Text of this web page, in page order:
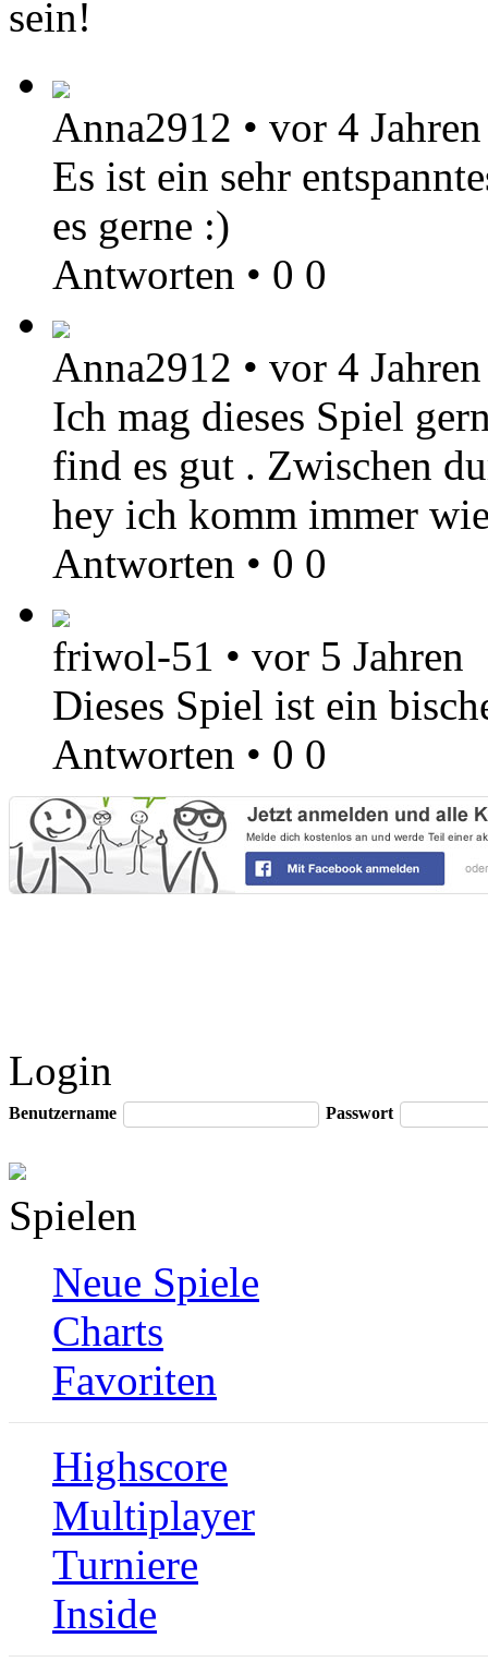
sein!
Anna2912 • vor 4 Jahren
Es ist ein sehr
es gerne :)
Antworten • 0 0
Anna2912 • vor 4 Jahren
Ich mag dieses Spiel
find es gut . Zwischen
hey ich komm immer
Antworten • 0 0
friwol-51 • vor 5 Jahren
Dieses Spiel ist ein
Antworten • 0 0
Login
Benutzername Passwort
Spielen
Neue Spiele
Charts
Favoriten
Highscore
Multiplayer
Turniere
Inside